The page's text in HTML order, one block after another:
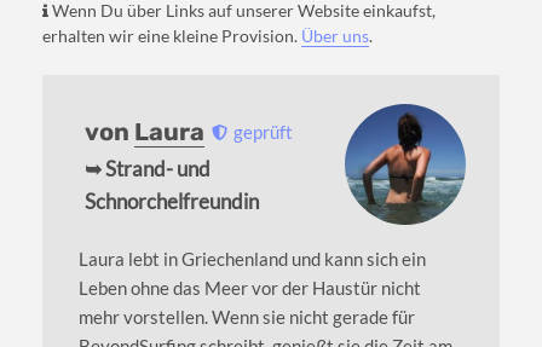
Wenn Du über Links auf unserer Website einkaufst,
erhalten wir eine kleine Provision. Über uns.
von Laura geprüft
➥ Strand- und
Schnorchelfreundin
Laura lebt in Griechenland und kann sich ein
Leben ohne das Meer vor der Haustür nicht
mehr vorstellen. Wenn sie nicht gerade für